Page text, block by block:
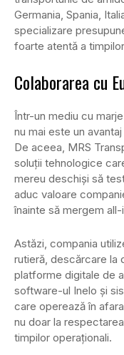
Germania, Spania,
specializare
foarte atentă a
Colaborarea cu
Într-un mediu cu
nu mai este un
De aceea, MRS
soluții tehnologice
mereu deschiși să
aduc valoare
înainte să mergem all-
Astăzi, compania
rutieră, descărcare la
platforme digitale de
software-ul Inelo și
care operează în
nu doar la
timpilor operaționali.